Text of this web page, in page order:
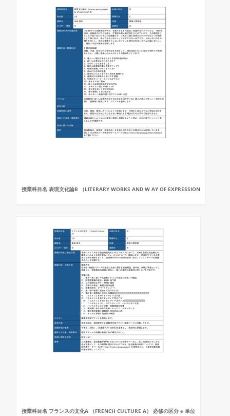
授業科目名 表現文化論B （LITERARY WORKS AND W AY OF EXPRESSION
授業科目名 フランスの文化A （FRENCH CULTURE A） 必修の区分 ※ 単位